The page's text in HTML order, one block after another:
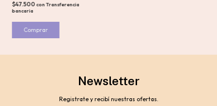
$47.500 con Transferencia
bancaria
Newsletter
Registrate y recibí nuestras ofertas.